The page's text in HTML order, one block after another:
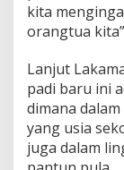
kita
orangtua
Lanjut
padi baru ini
dimana
yang usia
juga dalam